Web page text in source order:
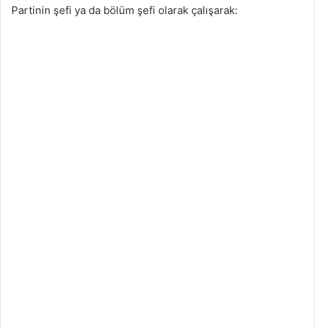
Partinin şefi ya da bölüm şefi olarak çalışarak: